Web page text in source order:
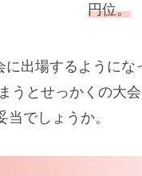
円位。
出場するように
うとせっかくの大
でしょうか。